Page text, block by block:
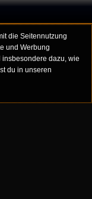
die Seitennutzung
und Werbung
dazu, wie
du in unseren